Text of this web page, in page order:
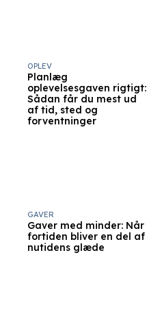
Planlæg
oplevelsesgaven rigtigt:
Sådan får du mest ud
af tid, sted og
forventninger
OPLEV
Gaver med minder: Når
fortiden bliver en del af
nutidens glæde
GAVER